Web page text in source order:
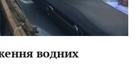
водних